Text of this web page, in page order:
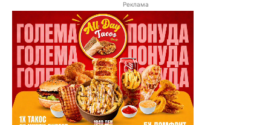
Реклама